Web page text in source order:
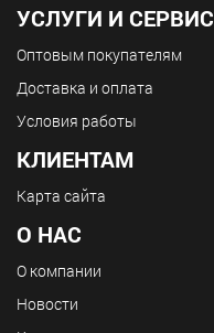
УСЛУГИ И СЕРВИС
Оптовым покупателям
Доставка и оплата
Условия работы
КЛИЕНТАМ
Карта сайта
О НАС
О компании
Новости